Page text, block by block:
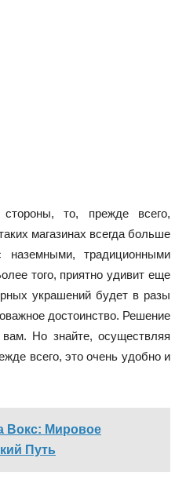
то, прежде всего,
магазинах всегда больше
наземными, традиционными
того, приятно удивит еще
украшений будет в разы
достоинство. Решение
Но знайте, осуществляя
всего, это очень удобно и
Вокс: Мировое
Путь